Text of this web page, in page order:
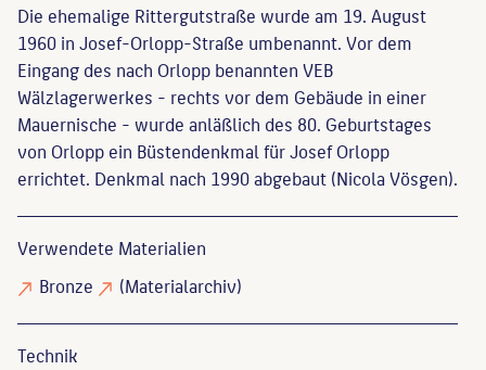
Die ehemalige Rittergutstraße wurde am 19. August
1960 in Josef-Orlopp-Straße umbenannt. Vor dem
Eingang des nach Orlopp benannten VEB
Wälzlagerwerkes - rechts vor dem Gebäude in einer
Mauernische - wurde anläßlich des 80. Geburtstages
von Orlopp ein Büstendenkmal für Josef Orlopp
errichtet. Denkmal nach 1990 abgebaut (Nicola Vösgen).
Verwendete Materialien
Bronze
(Materialarchiv)
Technik